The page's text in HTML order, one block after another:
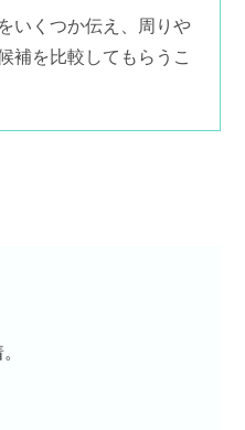
いくつか伝え、周りや
補を比較してもらうこ